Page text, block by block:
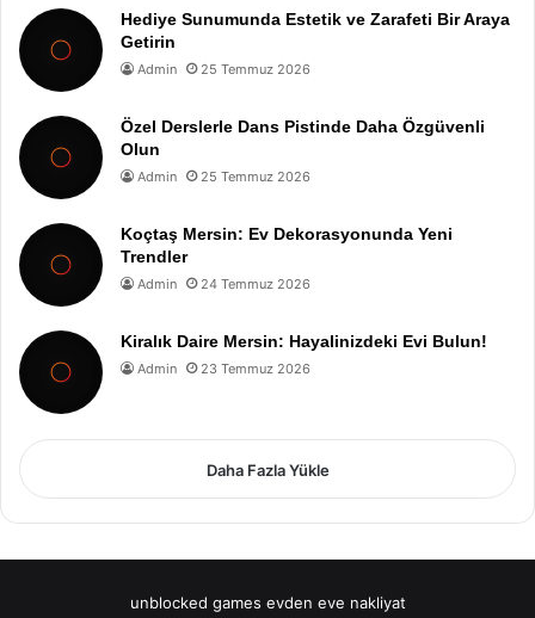
Hediye Sunumunda Estetik ve Zarafeti Bir Araya
Getirin
Admin 25 Temmuz 2026
Özel Derslerle Dans Pistinde Daha Özgüvenli
Olun
Admin 25 Temmuz 2026
Koçtaş Mersin: Ev Dekorasyonunda Yeni
Trendler
Admin 24 Temmuz 2026
Kiralık Daire Mersin: Hayalinizdeki Evi Bulun!
Admin 23 Temmuz 2026
Daha Fazla Yükle
unblocked games evden eve nakliyat